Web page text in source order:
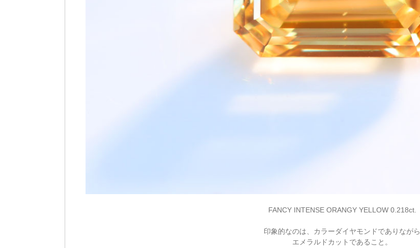
FANCY INTENSE ORANGY YELLOW 0.218ct.
印象的なのは、カラーダイヤモンドでありながら
エメラルドカットであること。